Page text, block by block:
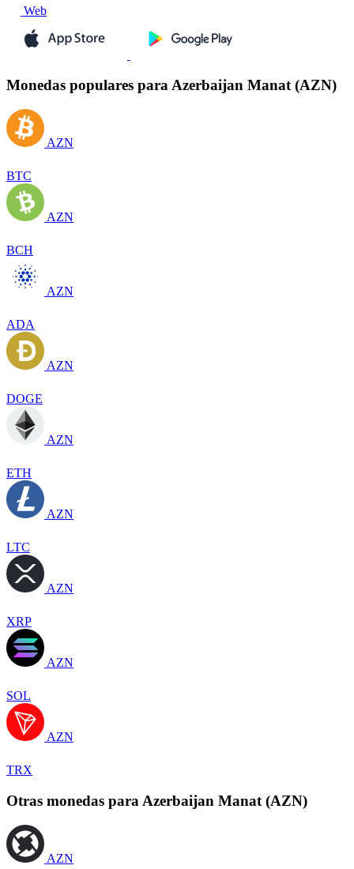
Web
Monedas populares para Azerbaijan Manat (AZN)
AZN
BTC
AZN
BCH
AZN
ADA
AZN
DOGE
AZN
ETH
AZN
LTC
AZN
XRP
AZN
SOL
AZN
TRX
Otras monedas para Azerbaijan Manat (AZN)
AZN